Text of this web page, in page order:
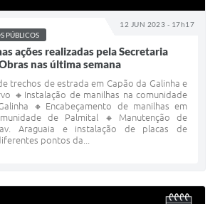
12 JUN 2023 - 17h17
PÚBLICOS
ações realizadas pela Secretaria
nas última semana
trechos de estrada em Capão da Galinha e
🔸Instalação de manilhas na comunidade
🔸Encabeçamento de manilhas em
de Palmital 🔸Manutenção de
Araguaia e instalação de placas de
pontos da...